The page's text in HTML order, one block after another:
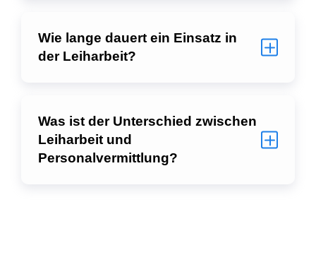
Wie lange dauert ein Einsatz in
der Leiharbeit?
Was ist der Unterschied zwischen
Leiharbeit und
Personalvermittlung?